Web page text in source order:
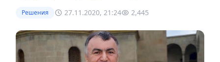
Решения 27.11.2020, 21:24 2,445